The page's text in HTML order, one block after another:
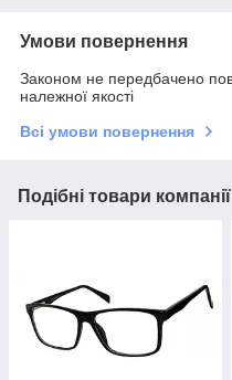
Умови повернення
Законом не передбачено
належної якості
Всі умови повернення
Подібні товари компанії